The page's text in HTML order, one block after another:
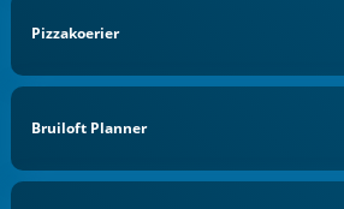
Pizzakoerier
Bruiloft Planner